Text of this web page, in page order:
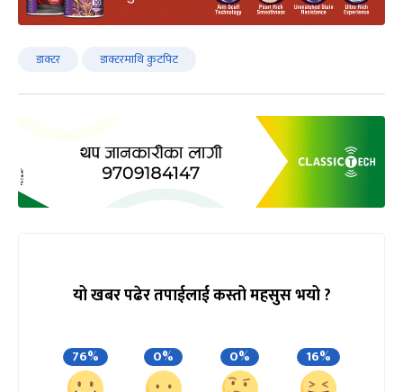
डाक्टर डाक्टरमाथि कुटपिट
यो खबर पढेर तपाईलाई कस्तो महसुस भयो ?
76% 0% 0% 16%